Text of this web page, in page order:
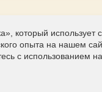
7
который
опыта на нашем
с использованием